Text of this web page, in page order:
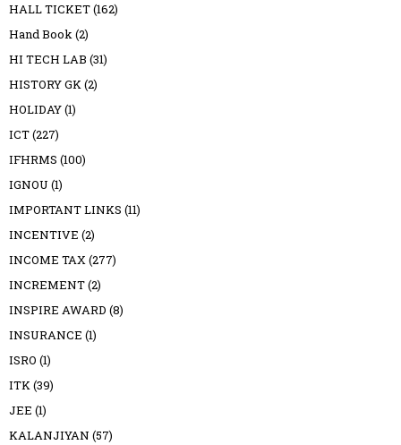
HALL TICKET(162)
Hand Book(2)
HI TECH LAB (31)
HISTORY GK(2)
HOLIDAY(1)
ICT(227)
IFHRMS (100)
IGNOU (1)
IMPORTANT LINKS (11)
INCENTIVE (2)
INCOME TAX(277)
INCREMENT(2)
INSPIRE AWARD (8)
INSURANCE (1)
ISRO (1)
ITK(39)
JEE (1)
KALANJIYAN (57)